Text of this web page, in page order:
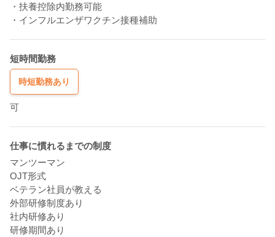
・扶養控除内勤務可能
・インフルエンザワクチン接種補助
短時間勤務
時短勤務あり
可
仕事に慣れるまでの制度
マンツーマン
OJT形式
ベテラン社員が教える
外部研修制度あり
社内研修あり
研修期間あり